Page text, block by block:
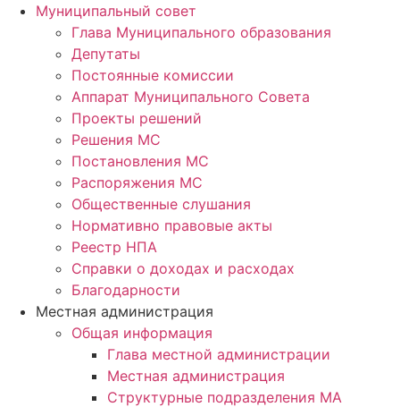
Муниципальный совет
Глава Муниципального образования
Депутаты
Постоянные комиссии
Аппарат Муниципального Совета
Проекты решений
Решения МС
Постановления МС
Распоряжения МС
Общественные слушания
Нормативно правовые акты
Реестр НПА
Справки о доходах и расходах
Благодарности
Местная администрация
Общая информация
Глава местной администрации
Местная администрация
Структурные подразделения МА